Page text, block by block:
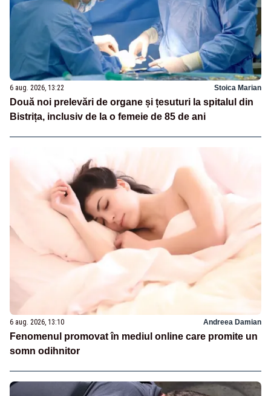
6 aug. 2026, 13:22 Stoica Marian
Două noi prelevări de organe și țesuturi la spitalul din
Bistrița, inclusiv de la o femeie de 85 de ani
6 aug. 2026, 13:10 Andreea Damian
Fenomenul promovat în mediul online care promite un
somn odihnitor